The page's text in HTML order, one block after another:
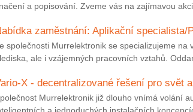
a popisování. Zveme vás na zajímavou
zaměstnání: Aplikační specialista/
společnosti Murrelektronik se specializujeme
ale i vzájemných pracovních vztahů.
X - decentralizované řešení pro svět
Murrelektronik již dlouho vnímá volání
a jednoduchých instalačních